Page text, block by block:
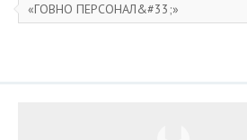
ГОВНО ПЕРСОНАЛ&#33;